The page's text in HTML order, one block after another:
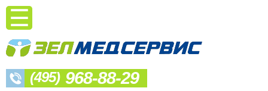
(495) 968-88-29